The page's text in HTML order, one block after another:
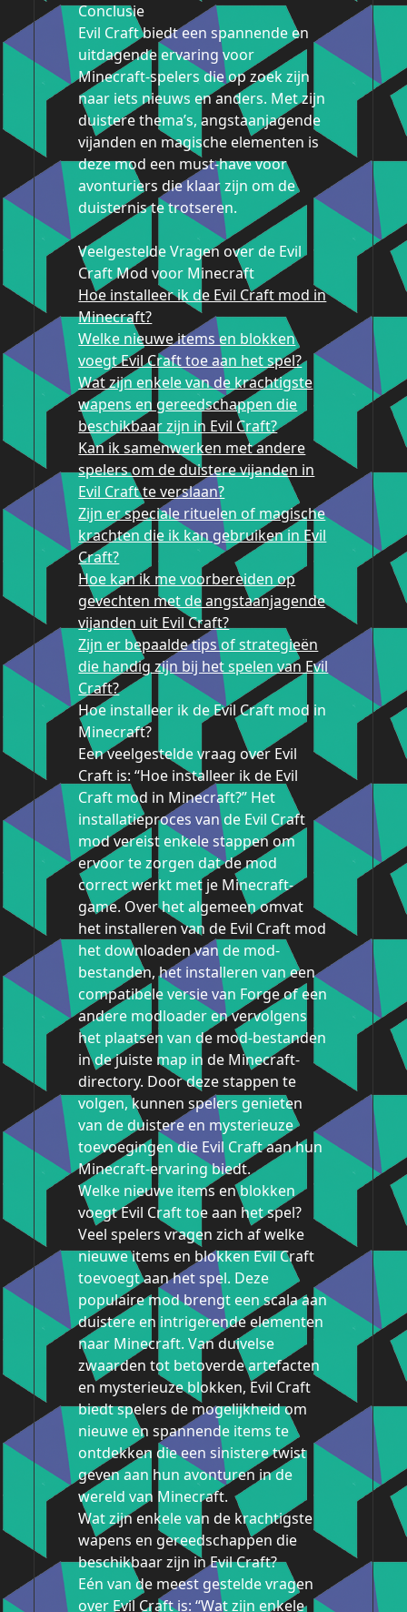
Conclusie
Evil Craft biedt een spannende en
uitdagende ervaring voor
Minecraft-spelers die op zoek zijn
naar iets nieuws en anders. Met zijn
duistere thema’s, angstaanjagende
vijanden en magische elementen is
deze mod een must-have voor
avonturiers die klaar zijn om de
duisternis te trotseren.
Veelgestelde Vragen over de Evil
Craft Mod voor Minecraft
Hoe installeer ik de Evil Craft mod in
Minecraft?
Welke nieuwe items en blokken
voegt Evil Craft toe aan het spel?
Wat zijn enkele van de krachtigste
wapens en gereedschappen die
beschikbaar zijn in Evil Craft?
Kan ik samenwerken met andere
spelers om de duistere vijanden in
Evil Craft te verslaan?
Zijn er speciale rituelen of magische
krachten die ik kan gebruiken in Evil
Craft?
Hoe kan ik me voorbereiden op
gevechten met de angstaanjagende
vijanden uit Evil Craft?
Zijn er bepaalde tips of strategieën
die handig zijn bij het spelen van Evil
Craft?
Hoe installeer ik de Evil Craft mod in
Minecraft?
Een veelgestelde vraag over Evil
Craft is: “Hoe installeer ik de Evil
Craft mod in Minecraft?” Het
installatieproces van de Evil Craft
mod vereist enkele stappen om
ervoor te zorgen dat de mod
correct werkt met je Minecraft-
game. Over het algemeen omvat
het installeren van de Evil Craft mod
het downloaden van de mod-
bestanden, het installeren van een
compatibele versie van Forge of een
andere modloader en vervolgens
het plaatsen van de mod-bestanden
in de juiste map in de Minecraft-
directory. Door deze stappen te
volgen, kunnen spelers genieten
van de duistere en mysterieuze
toevoegingen die Evil Craft aan hun
Minecraft-ervaring biedt.
Welke nieuwe items en blokken
voegt Evil Craft toe aan het spel?
Veel spelers vragen zich af welke
nieuwe items en blokken Evil Craft
toevoegt aan het spel. Deze
populaire mod brengt een scala aan
duistere en intrigerende elementen
naar Minecraft. Van duivelse
zwaarden tot betoverde artefacten
en mysterieuze blokken, Evil Craft
biedt spelers de mogelijkheid om
nieuwe en spannende items te
ontdekken die een sinistere twist
geven aan hun avonturen in de
wereld van Minecraft.
Wat zijn enkele van de krachtigste
wapens en gereedschappen die
beschikbaar zijn in Evil Craft?
Eén van de meest gestelde vragen
over Evil Craft is: “Wat zijn enkele